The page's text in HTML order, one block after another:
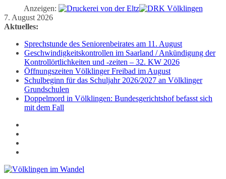
Anzeigen:
Zum
Inhalt
7. August 2026
Aktuelles:
Sprechstunde des Seniorenbeirates am 11. August
Geschwindigkeitskontrollen im Saarland / Ankündigung der
Kontrollörtlichkeiten und -zeiten – 32. KW 2026
Öffnungszeiten Völklinger Freibad im August
Schulbeginn für das Schuljahr 2026/2027 an Völklinger
Grundschulen
Doppelmord in Völklingen: Bundesgerichtshof befasst sich
mit dem Fall